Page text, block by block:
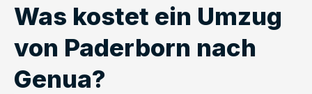
Was kostet ein Umzug
von Paderborn nach
Genua?